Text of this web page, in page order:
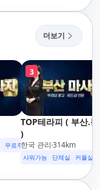
더보기
24시영업
무료주차 수면가능 샤워가능
3
TOP테라피 ( 부산.
)
한국 관리 314km
샤워가능 단체실 커플실